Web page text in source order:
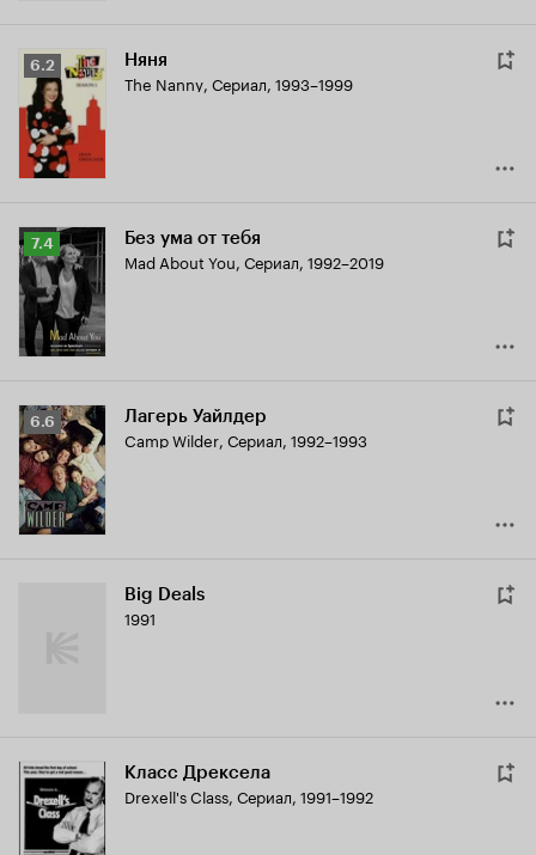
Рейтинг
Кинопоиска
6.2
6.2 Няня
The Nanny, Сериал, 1993–1999
Рейтинг
Кинопоиска
7.4
7.4 Без ума от тебя
Mad About You, Сериал, 1992–2019
Рейтинг
Кинопоиска
6.6
6.6 Лагерь Уайлдер
Camp Wilder, Сериал, 1992–1993
Big Deals
1991
Класс Дрексела
Drexell's Class, Сериал, 1991–1992